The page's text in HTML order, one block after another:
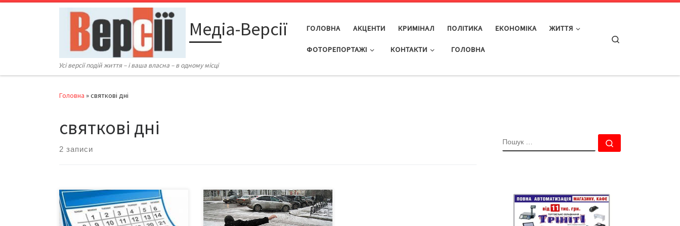
Перейти до вмісту
Медіа-Версії
Усі версії подій життя – і ваша власна – в одному місці
ГОЛОВНА АКЦЕНТИ КРИМІНАЛ ПОЛІТИКА ЕКОНОМІКА ЖИТТЯ
ФОТОРЕПОРТАЖІ КОНТАКТИ ГОЛОВНА
Головна »святкові дні
святкові дні
2 записи
Низку робочих днів перенесли для
забезпечення раціонального
використання робочого часу та
Через ожеледицю та поспіх
пішоходів на дорозі, більшість з них
отримали переломи. 31 грудня до
ПОШУК